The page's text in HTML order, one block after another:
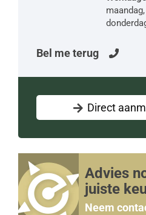
Bel me terug
Direct
Advies
juiste
Neem